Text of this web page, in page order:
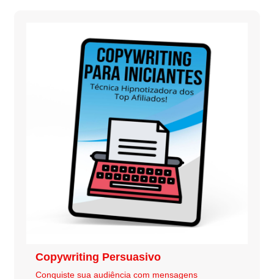
Copywriting Persuasivo
Conquiste sua audiência com mensagens